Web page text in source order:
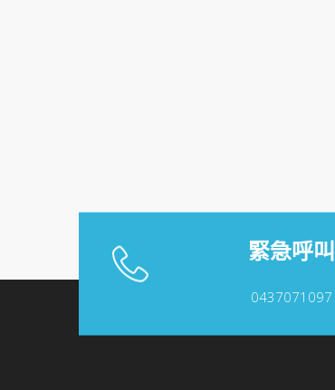
緊急呼叫
0437071097